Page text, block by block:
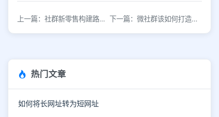
上一篇：社群新零售构建路径及对品牌营销的赋能价值 下一篇：微社群该如何打造？优先打造地方社群
热门文章
如何将长网址转为短网址